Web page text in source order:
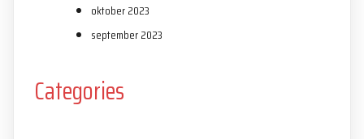
oktober 2023
september 2023
Categories